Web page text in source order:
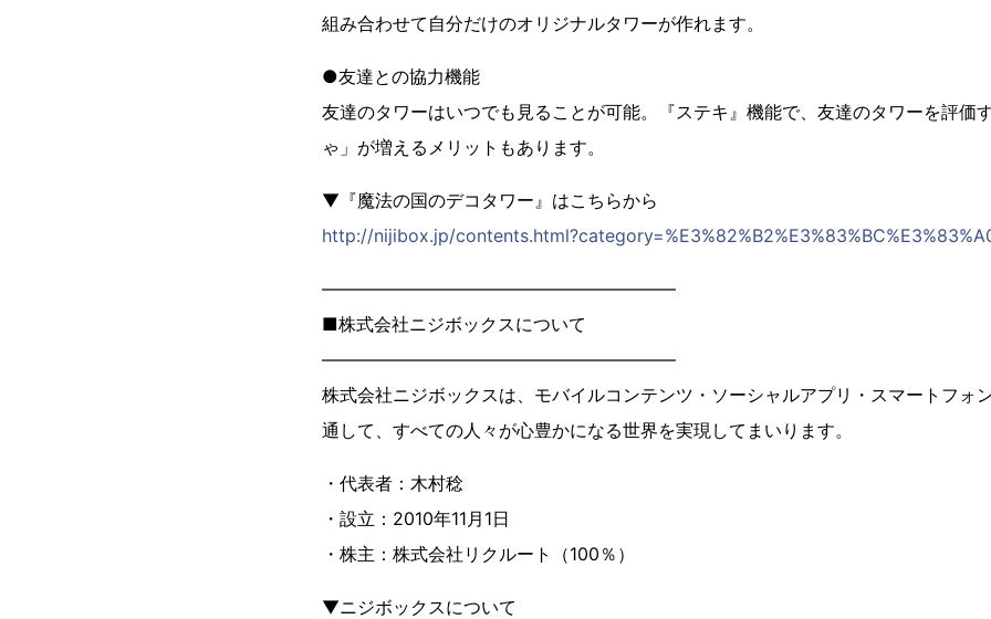
組み合わせて自分だけのオリジナルタワーが作れます。
●友達との協力機能
友達のタワーはいつでも見ることが可能。『ステキ』機能で、友達のタワーを評価
ゃ」が増えるメリットもあります。
▼『魔法の国のデコタワー』はこちらから
http://nijibox.jp/
――――――――――――――――――――
■株式会社ニジボックスについて
――――――――――――――――――――
株式会社ニジボックスは、モバイルコンテンツ・ソーシャルアプリ・スマートフォ
通して、すべての人々が心豊かになる世界を実現してまいります。
・代表者：木村稔
・設立：2010年11月1日
・株主：株式会社リクルート（100％）
▼ニジボックスについて